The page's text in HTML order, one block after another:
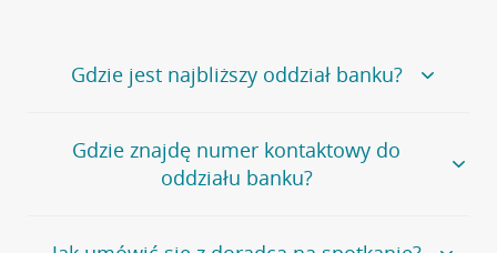
Gdzie jest najbliższy oddział banku?
Jeśli szukasz oddziału naszego banku, zapraszamy na
stronęPlacówki i bankomaty, na której znajduje się
wygodna wyszukiwarka.
oddziałów
Gdzie znajdę numer kontaktowy do
oddziału banku?
Bank Credit Agricole nie udostępnia ogólnego numeru